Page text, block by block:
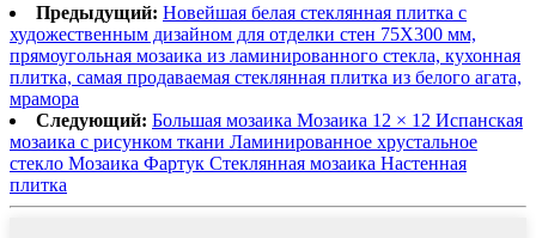
Предыдущий: Новейшая белая стеклянная плитка с
художественным дизайном для отделки стен 75X300 мм,
прямоугольная мозаика из ламинированного стекла, кухонная
плитка, самая продаваемая стеклянная плитка из белого агата,
мрамора
Следующий: Большая мозаика Мозаика 12 × 12 Испанская
мозаика с рисунком ткани Ламинированное хрустальное
стекло Мозаика Фартук Стеклянная мозаика Настенная
плитка